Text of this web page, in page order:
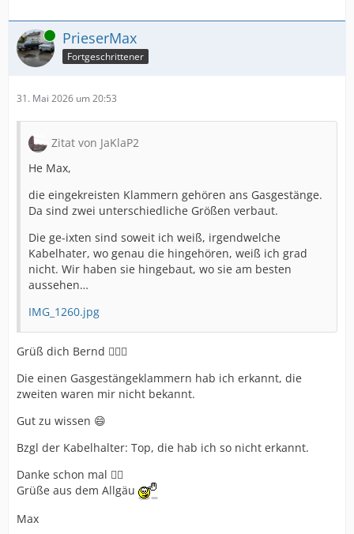
Online PrieserMax
Fortgeschrittener
31. Mai 2026 um 20:53
Zitat von JaKlaP2
He Max,
die eingekreisten Klammern gehören ans Gasgestänge.
Da sind zwei unterschiedliche Größen verbaut.
Die ge-ixten sind soweit ich weiß, irgendwelche
Kabelhater, wo genau die hingehören, weiß ich grad
nicht. Wir haben sie hingebaut, wo sie am besten
aussehen…
IMG_1260.jpg
Grüß dich Bernd 🙋🏼‍♂️
Die einen Gasgestängeklammern hab ich erkannt, die
zweiten waren mir nicht bekannt.
Gut zu wissen 😄
Bzgl der Kabelhalter: Top, die hab ich so nicht erkannt.
Danke schon mal 👍🏻
Grüße aus dem Allgäu
Max